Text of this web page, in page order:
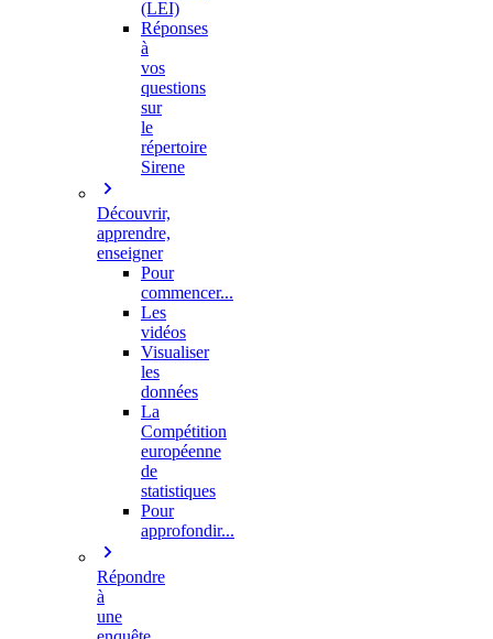
(LEI)
Réponses
à
vos
questions
sur
le
répertoire
Sirene
Découvrir,
apprendre,
enseigner
Pour
commencer...
Les
vidéos
Visualiser
les
données
La
Compétition
européenne
de
statistiques
Pour
approfondir...
Répondre
à
une